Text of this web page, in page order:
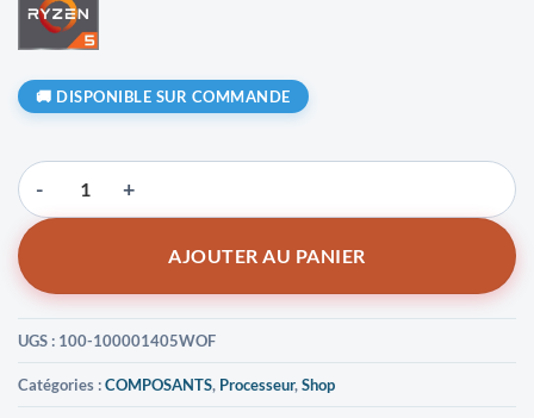
DISPONIBLE SUR COMMANDE
quantité de AMD Ryzen 5 9600X (3.9 GHz / 5.4 GHz)
AJOUTER AU PANIER
UGS : 100-100001405WOF
Catégories :COMPOSANTS, Processeur,Shop